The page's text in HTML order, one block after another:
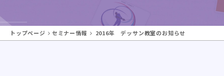
トップページ セミナー情報 2016年 デッサン教室のお知らせ